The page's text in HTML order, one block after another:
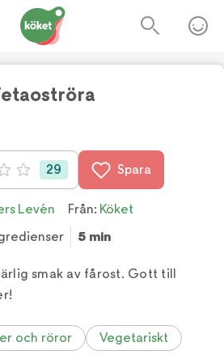
av 5 (29 röster)
29 Spara
Levén Från: Köket
5 min
smak av fårost. Gott till
och röror Vegetariskt